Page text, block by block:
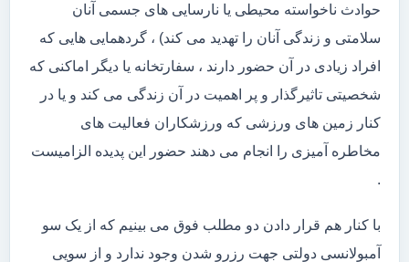
حوادث ناخواسته محیطی یا نارسایی های جسمی آنان
سلامتی و زندگی آنان را تهدید می کند) ، گردهمایی هایی که
افراد زیادی در آن حضور دارند ، سفارتخانه یا دیگر اماکنی که
شخصیتی تاثیرگذار و پر اهمیت در آن زندگی می کند و یا در
کنار زمین های ورزشی که ورزشکاران فعالیت های
مخاطره آمیزی را انجام می دهند حضور این پدیده الزامیست
.
با کنار هم قرار دادن دو مطلب فوق می بینیم که از یک سو
آمبولانسی دولتی جهت رزرو شدن وجود ندارد و از سویی